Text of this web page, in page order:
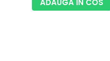
ADAUGA IN COS